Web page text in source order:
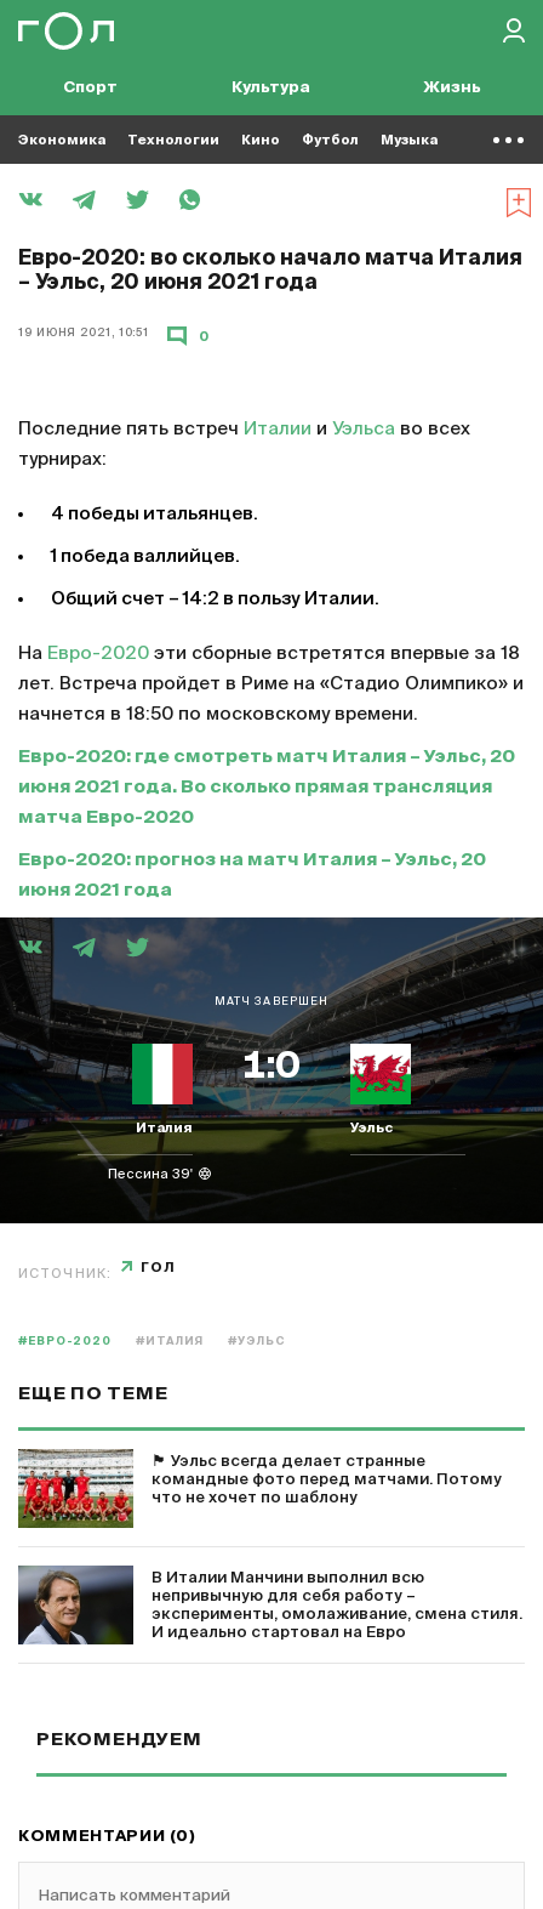
Спорт Культура Жизнь
Экономика Технологии Кино Футбол Музыка
Евро-2020: во сколько начало матча Италия
– Уэльс, 20 июня 2021 года
19 ИЮНЯ 2021, 10:51 0
Последние пять встреч Италии и Уэльса во всех
турнирах:
4 победы итальянцев.
1 победа валлийцев.
Общий счет – 14:2 в пользу Италии.
На Евро-2020 эти сборные встретятся впервые за 18
лет. Встреча пройдет в Риме на «Стадио Олимпико» и
начнется в 18:50 по московскому времени.
Евро-2020: где смотреть матч Италия – Уэльс, 20
июня 2021 года. Во сколько прямая трансляция
матча Евро-2020
Евро-2020: прогноз на матч Италия – Уэльс, 20
июня 2021 года
МАТЧ ЗАВЕРШЕН
Италия
Пессина 39'
1:0
Уэльс
ИСТОЧНИК: ГОЛ
#ЕВРО-2020 #ИТАЛИЯ #УЭЛЬС
ЕЩЕ ПО ТЕМЕ
🏴󠁧󠁢󠁷󠁬󠁳󠁿 Уэльс всегда делает странные
командные фото перед матчами. Потому
что не хочет по шаблону
В Италии Манчини выполнил всю
непривычную для себя работу –
эксперименты, омолаживание, смена стиля.
И идеально стартовал на Евро
РЕКОМЕНДУЕМ
КОММЕНТАРИИ (0)
Написать комментарий